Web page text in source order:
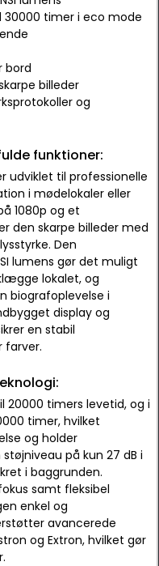
30000 timer i eco mode
bord
billeder
og
funktioner:
udviklet til professionelle
i mødelokaler eller
1080p og et
den skarpe billeder med
Den
lumens gør det muligt
lokalet, og
biografoplevelse i
display og
en stabil
farver.
20000 timers levetid, og i
timer, hvilket
og holder
på kun 27 dB i
i baggrunden.
samt fleksibel
enkel og
avancerede
og Extron, hvilket gør